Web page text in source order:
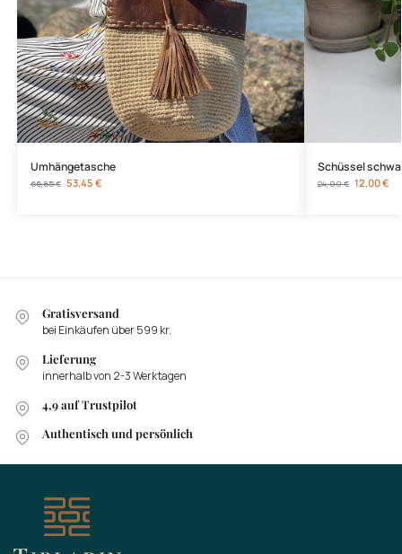
Umhängetasche
66,85€ 53,45 €
Schüssel
24,00€ 12,00€
Gratisversand
bei Einkäufen über 599 kr.
Lieferung
innerhalb von 2-3 Werktagen
4,9 auf Trustpilot
Authentisch und persönlich